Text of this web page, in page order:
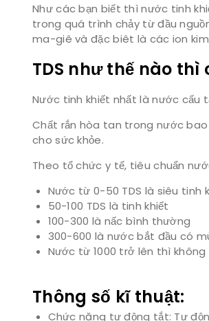
Như các bạn biết thì nước tinh
trong quá trình chảy từ đầu
ma-giê và đặc biêt là các ion
TDS như thế nào
Nước tinh khiết nhất là nước cấu
Chất rắn hòa tan trong nước bao
cho sức khỏe.
Theo tổ chức y tế, tiêu chuẩn
Nước từ 0-50 TDS là siêu tinh
50-100 TDS là tinh khiết
100-300 là nấc bình thường
300-600 là nước bắt đầu có
Nước từ 1000 trở lên thì
Thông số kĩ thuật:
Chức năng tự động tắt: Tự